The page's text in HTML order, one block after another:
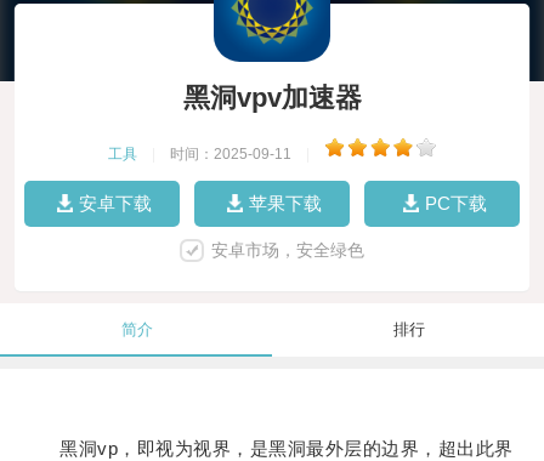
黑洞vpv加速器
工具 时间：2025-09-11
安卓下载 苹果下载 PC下载
安卓市场，安全绿色
简介 排行
黑洞vp，即视为视界，是黑洞最外层的边界，超出此界